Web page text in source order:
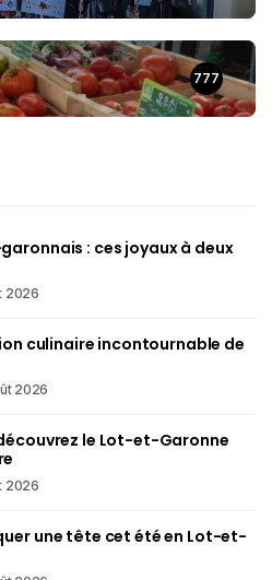
777
: ces joyaux à deux
2026
culinaire incontournable de
2026
le Lot-et-Garonne
2026
une tête cet été en Lot-et-